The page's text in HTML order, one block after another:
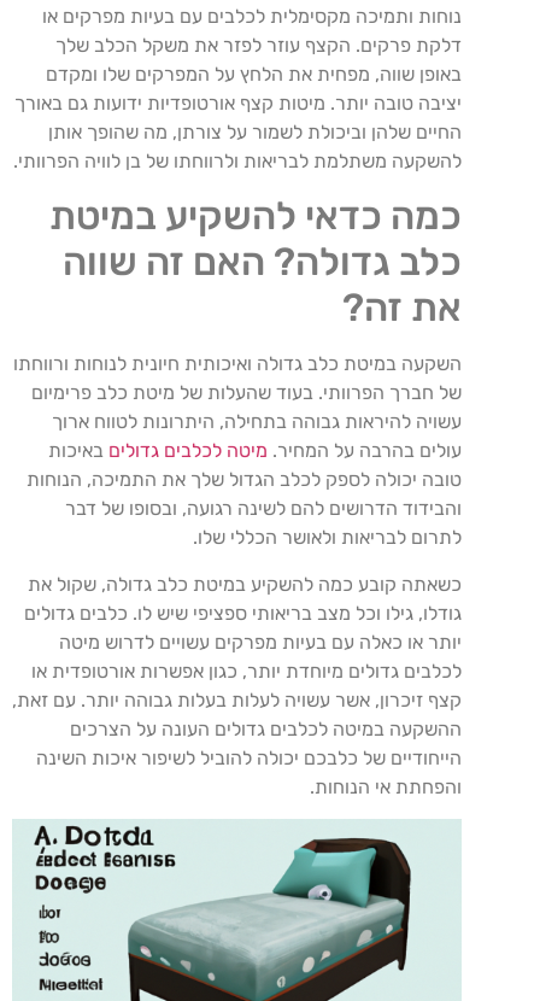
נוחות ותמיכה מקסימלית לכלבים עם בעיות מפרקים או
דלקת פרקים. הקצף עוזר לפזר את משקל הכלב שלך
באופן שווה, מפחית את הלחץ על המפרקים שלו ומקדם
יציבה טובה יותר. מיטות קצף אורטופדיות ידועות גם באורך
החיים שלהן וביכולת לשמור על צורתן, מה שהופך אותן
להשקעה משתלמת לבריאות ולרווחתו של בן לוויה הפרוותי.
כמה כדאי להשקיע במיטת
כלב גדולה? האם זה שווה
את זה?
השקעה במיטת כלב גדולה ואיכותית חיונית לנוחות ורווחתו
של חברך הפרוותי. בעוד שהעלות של מיטת כלב פרימיום
עשויה להיראות גבוהה בתחילה, היתרונות לטווח ארוך
עולים בהרבה על המחיר. מיטה לכלבים גדולים באיכות
טובה יכולה לספק לכלב הגדול שלך את התמיכה, הנוחות
והבידוד הדרושים להם לשינה רגועה, ובסופו של דבר
לתרום לבריאות ולאושר הכללי שלו.
כשאתה קובע כמה להשקיע במיטת כלב גדולה, שקול את
גודלו, גילו וכל מצב בריאותי ספציפי שיש לו. כלבים גדולים
יותר או כאלה עם בעיות מפרקים עשויים לדרוש מיטה
לכלבים גדולים מיוחדת יותר, כגון אפשרות אורטופדית או
קצף זיכרון, אשר עשויה לעלות בעלות גבוהה יותר. עם זאת,
ההשקעה במיטה לכלבים גדולים העונה על הצרכים
הייחודיים של כלבכם יכולה להוביל לשיפור איכות השינה
והפחתת אי הנוחות.